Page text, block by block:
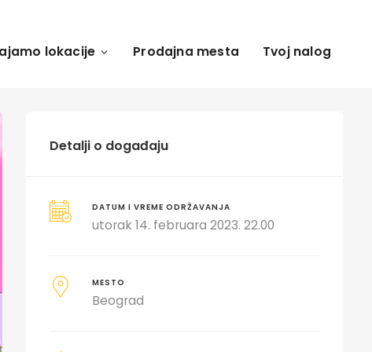
lokacije Prodajna mesta Tvoj nalog
Detalji o događaju
DATUM I VREME ODRŽAVANJA
utorak 14. februara 2023. 22.00
MESTO
Beograd